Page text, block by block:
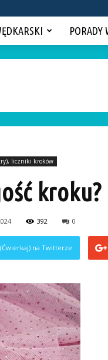
PORADY
liczniki kroków
kroku?
392 0
na Twitterze